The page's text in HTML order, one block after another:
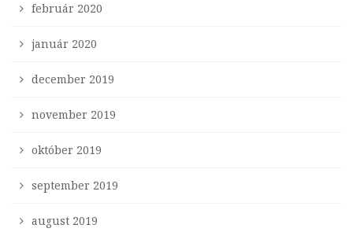
február 2020
január 2020
december 2019
november 2019
október 2019
september 2019
august 2019